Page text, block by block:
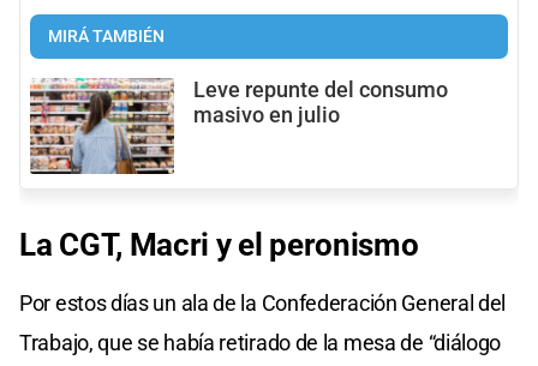
MIRÁ TAMBIÉN
Leve repunte del consumo
masivo en julio
La CGT, Macri y el peronismo
Por estos días un ala de la Confederación General del
Trabajo, que se había retirado de la mesa de “diálogo